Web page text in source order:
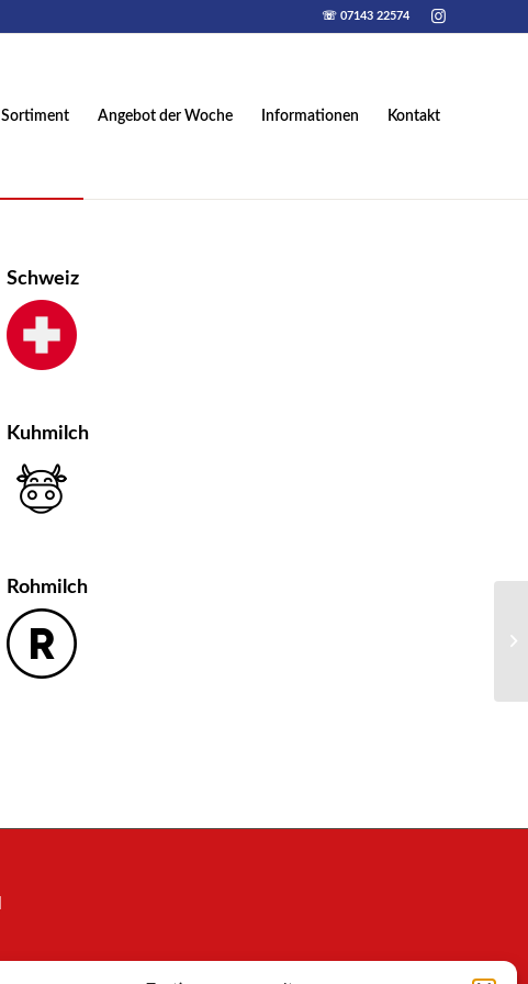
☏ 07143 22574
Sortiment Angebot der Woche Informationen Kontakt
Schweiz
Kuhmilch
Rohmilch